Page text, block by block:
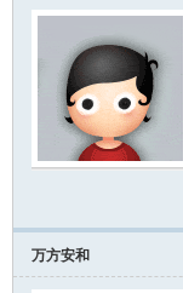
万方安和